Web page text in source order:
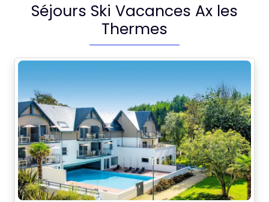
Séjours Ski Vacances Ax les
Thermes